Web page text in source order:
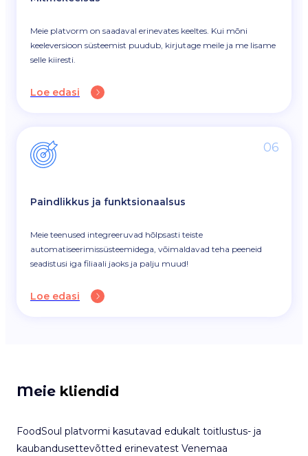
Meie platvorm on saadaval erinevates keeltes. Kui mõni
keeleversioon süsteemist puudub, kirjutage meile ja me lisame
selle kiiresti.
Loe edasi
06
Paindlikkus ja funktsionaalsus
Meie teenused integreeruvad hõlpsasti teiste
automatiseerimissüsteemidega, võimaldavad teha peeneid
seadistusi iga filiaali jaoks ja palju muud!
Loe edasi
Meie kliendid
FoodSoul platvormi kasutavad edukalt toitlustus- ja
kaubandusettevõtted erinevatest Venemaa